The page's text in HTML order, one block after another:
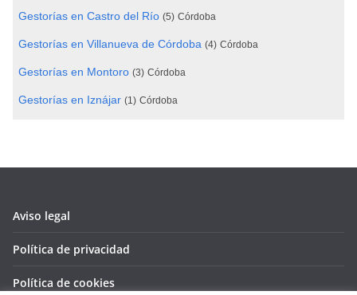
Gestorías en Castro del Río (5) Córdoba
Gestorías en Villanueva de Córdoba (4) Córdoba
Gestorías en Montoro (3) Córdoba
Gestorías en Iznájar (1) Córdoba
Aviso legal
Política de privacidad
Política de cookies